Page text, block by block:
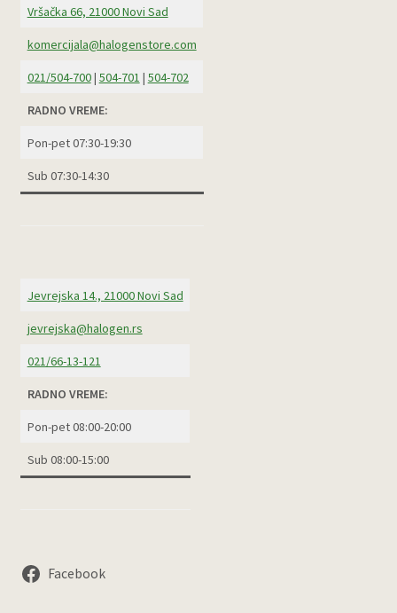
Vršačka 66, 21000 Novi Sad
komercijala@halogenstore.com
021/504-700| 504-701 | 504-702
RADNO VREME:
Pon-pet 07:30-19:30
Sub 07:30-14:30
Jevrejska 14., 21000 Novi Sad
jevrejska@halogen.rs
021/66-13-121
RADNO VREME:
Pon-pet 08:00-20:00
Sub 08:00-15:00
Facebook